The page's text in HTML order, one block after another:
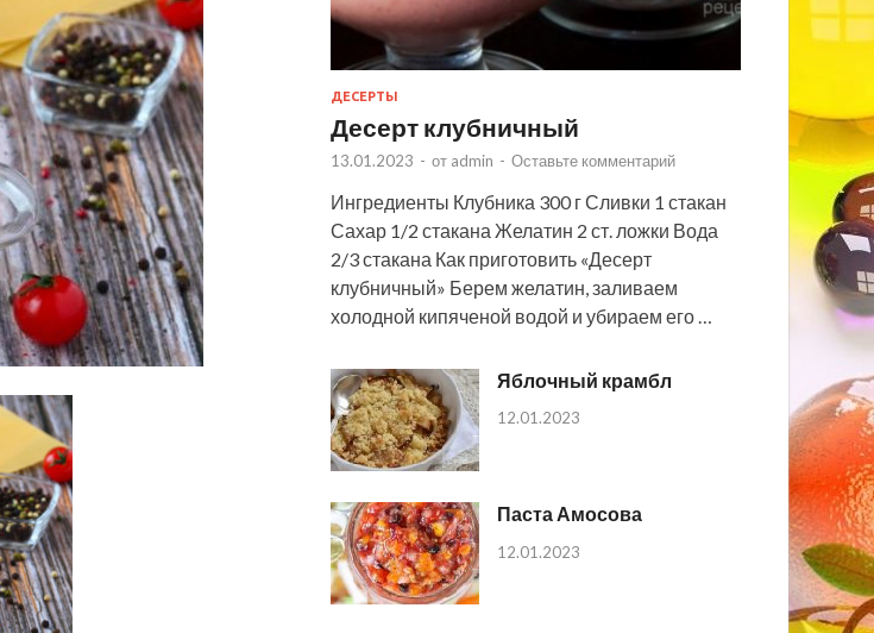
ДЕСЕРТЫ
Десерт клубничный
13.01.2023 - от admin - Оставьте комментарий
Ингредиенты Клубника 300 г Сливки 1 стакан
Сахар 1/2 стакана Желатин 2 ст. ложки Вода
2/3 стакана Как приготовить «Десерт
клубничный» Берем желатин, заливаем
холодной кипяченой водой и убираем его …
Яблочный крамбл
12.01.2023
Паста Амосова
12.01.2023